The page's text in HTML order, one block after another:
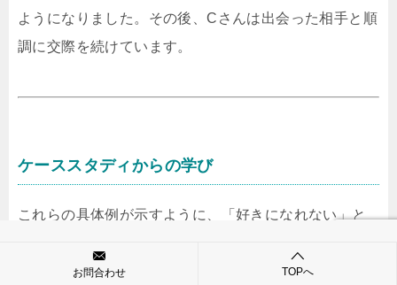
ようになりました。その後、Cさんは出会った相手と順
調に交際を続けています。
ケーススタディからの学び
これらの具体例が示すように、「好きになれない」と
や感情の扱い方にあることが多いのです。視点を広
お問合わせ TOPへ